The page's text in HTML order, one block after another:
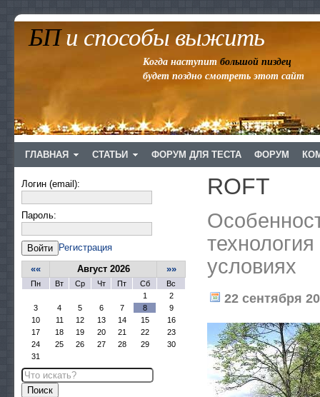
БПи способы выжить
Когда наступит большой пиздец
будет поздно смотреть этот сайт
ГЛАВНАЯ СТАТЬИ ФОРУМ ДЛЯ ТЕСТА ФОРУМ
ROFT
условиях
22 сентября
Логин (email):
Пароль:
Войти
Регистрация
««
Август 2026 »»
Пн Вт Ср Чт Пт Сб
Вс
1
2
3
4 5 6 7 8
9
10
11 12 13 14 15
16
17
18 19 20 21 22
23
24
25 26 27 28 29
30
31
Поиск